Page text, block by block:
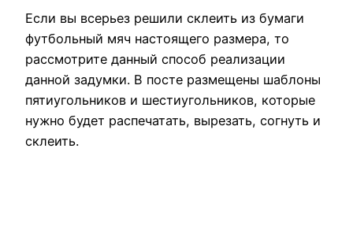
Если вы всерьез решили склеить из бумаги
футбольный мяч настоящего размера, то
рассмотрите данный способ реализации
данной задумки. В посте размещены шаблоны
пятиугольников и шестиугольников, которые
нужно будет распечатать, вырезать, согнуть и
склеить.